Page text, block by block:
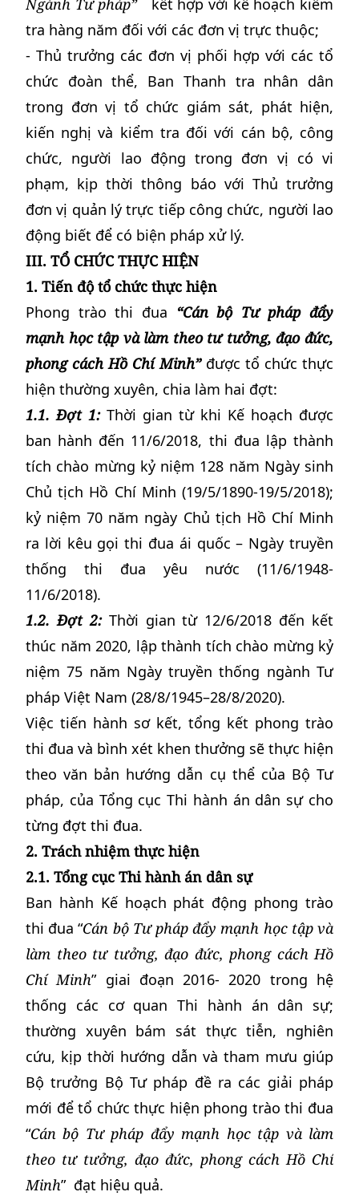
Ngành Tư pháp”
kết hợp với kế hoạch kiểm
tra hàng năm đối với các đơn vị trực thuộc;
- Thủ trưởng các đơn vị phối hợp với các tổ
chức đoàn thể, Ban Thanh tra nhân dân
trong đơn vị tổ chức giám sát, phát hiện,
kiến nghị và kiểm tra đối với cán bộ, công
chức, người lao động trong đơn vị có vi
phạm, kịp thời thông báo với Thủ trưởng
đơn vị quản lý trực tiếp công chức, người lao
động biết để có biện pháp xử lý.
III. TỔ CHỨC THỰC HIỆN
1. Tiến độ tổ chức thực hiện
Phong trào thi đua “Cán bộ Tư pháp đẩy
mạnh học tập và làm theo tư tưởng, đạo đức,
phong cách Hồ Chí Minh”được tổ chức thực
hiện thường xuyên, chia làm hai đợt:
1.1. Đợt 1: Thời gian từ khi Kế hoạch được
ban hành đến 11/6/2018, thi đua lập thành
tích chào mừng kỷ niệm 128 năm Ngày sinh
Chủ tịch Hồ Chí Minh (19/5/1890-19/5/2018);
kỷ niệm 70 năm ngày Chủ tịch Hồ Chí Minh
ra lời kêu gọi thi đua ái quốc – Ngày truyền
thống thi đua yêu nước (11/6/1948-
11/6/2018).
1.2. Đợt 2: Thời gian từ 12/6/2018 đến kết
thúc năm 2020, lập thành tích chào mừng kỷ
niệm 75 năm Ngày truyền thống ngành Tư
pháp Việt Nam (28/8/1945–28/8/2020).
Việc tiến hành sơ kết, tổng kết phong trào
thi đua và bình xét khen thưởng sẽ thực hiện
theo văn bản hướng dẫn cụ thể của Bộ Tư
pháp, của Tổng cục Thi hành án dân sự cho
từng đợt thi đua.
2. Trách nhiệm thực hiện
2.1. Tổng cục Thi hành án dân sự
Ban hành Kế hoạch phát động phong trào
thi đua “Cán bộ Tư pháp đẩy mạnh học tập và
làm theo tư tưởng, đạo đức, phong cách Hồ
Chí Minh” giai đoạn 2016- 2020 trong hệ
thống các cơ quan Thi hành án dân sự;
thường xuyên bám sát thực tiễn, nghiên
cứu, kịp thời hướng dẫn và tham mưu giúp
Bộ trưởng Bộ Tư pháp đề ra các giải pháp
mới để tổ chức thực hiện phong trào thi đua
“Cán bộ Tư pháp đẩy mạnh học tập và làm
theo tư tưởng, đạo đức, phong cách Hồ Chí
Minh” đạt hiệu quả.